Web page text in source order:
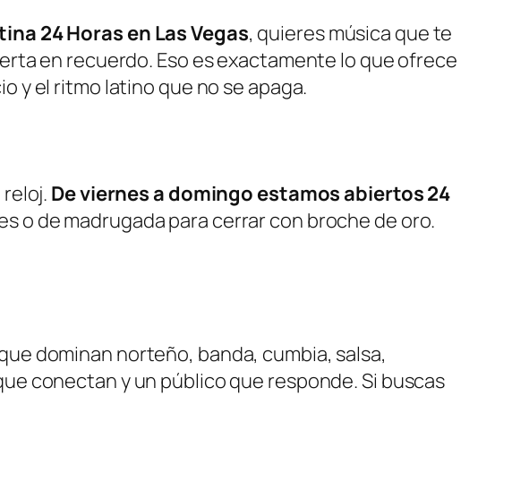
24 Horas en Las Vegas, quieres música que te
en recuerdo. Eso es exactamente lo que ofrece
y el ritmo latino que no se apaga.
reloj.De viernes a domingo estamos abiertos 24
o de madrugada para cerrar con broche de oro.
dominan norteño, banda, cumbia, salsa,
conectan y un público que responde. Si buscas